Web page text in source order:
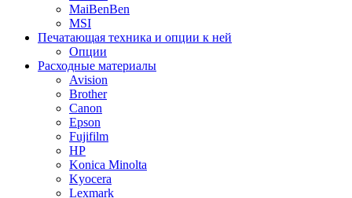
MaiBenBen
MSI
Печатающая техника и опции к ней
Опции
Расходные материалы
Avision
Brother
Canon
Epson
Fujifilm
HP
Konica Minolta
Kyocera
Lexmark